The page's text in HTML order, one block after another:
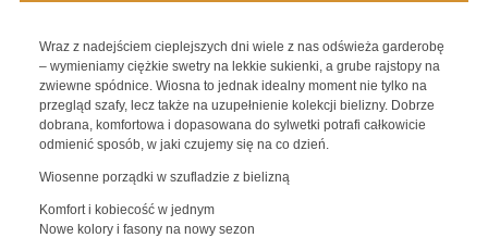
Wraz z nadejściem cieplejszych dni wiele z nas odświeża garderobę
– wymieniamy ciężkie swetry na lekkie sukienki, a grube rajstopy na
zwiewne spódnice. Wiosna to jednak idealny moment nie tylko na
przegląd szafy, lecz także na uzupełnienie kolekcji bielizny. Dobrze
dobrana, komfortowa i dopasowana do sylwetki potrafi całkowicie
odmienić sposób, w jaki czujemy się na co dzień.
Wiosenne porządki w szufladzie z bielizną
Komfort i kobiecość w jednym
Nowe kolory i fasony na nowy sezon